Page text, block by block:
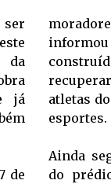
da
já
de
atletas
esportes.
Ainda
do